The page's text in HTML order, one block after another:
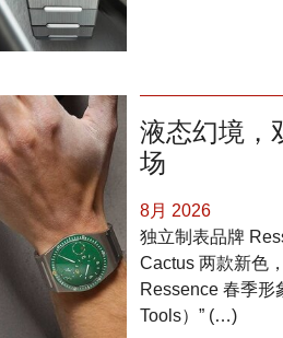
液态幻境，
场
8月 2026
独立制表品牌
Cactus 两款新色
Ressence 春季形
Tools）” (…)